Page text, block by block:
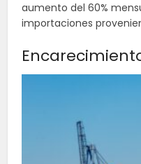
aumento del 60%
importaciones